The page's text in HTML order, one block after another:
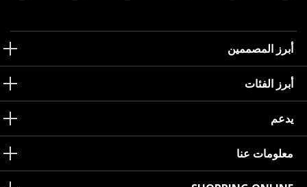
أبرز المصممين
أبرز الفئات
يدعم
معلومات عنا